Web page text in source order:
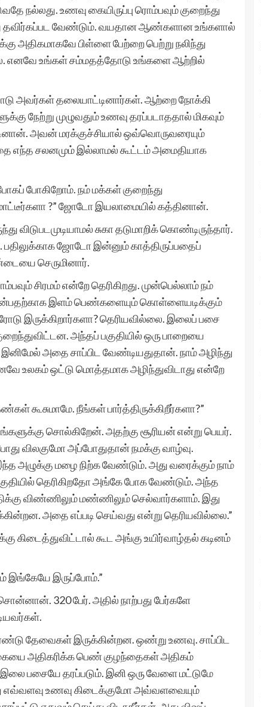
நல்லது. உணவு கையிருப்பு ரொம்பவும் குறைந்து
தவிர்கப்பட வேண்டும். வயதான ஆண்களான உங்களால்
அதிகமாகவே பிள்ளை பேற்றை பெற்று நலிந்து
எனவே உங்கள் சம்மதத்தோடு உங்களை ஆற்றில்
அவர்கள் தலையாட்டினார்கள். ஆற்றை நோக்கி
நேற்று முழுவதும் உணவு தரப்படாததால் மிகவும்
அவன் மரக்குச்சியால் ஒவ்வொருவரையும்
எந்த சலனமும் இல்லாமல் கூட்டம் அமைதியாக
போகிறோம். நம் மக்கள் குறைந்து
?” ஜோடோ இயலாமையில் கத்தினான்.
சுகா தடுமாறிக் கொண்டிருந்தார்.
ஜோடோ இன்னும் காத்திருப்பதைப்
செருமினார்.
சிரமம் என்றே தெரிகிறது. முன்பெல்லாம் நம்
இளம் பெண்களையும் கொள்ளையடிக்கும்
இருக்கிறார்களா? தெரியவில்லை. இலைப் பசை
அந்தப் பகுதியில் ஒரு பாறையை
அதை சாப்பிட வேண்டியதுதான். நாம் அழிந்து
உலகம் ஒட்டு மொத்தமாக அழிந்துவிடாது என்றே
கூசுமாமே. நீங்கள் பார்த்திருக்கிறீர்களா?”
சொல்கிறேன். அதற்கு சூரியன் என்று பெயர்.
விலகுமோ அப்போதுதான் நமக்கு வாழ்வு.
அழுக்கு மழை நிற்க வேண்டும். அது வரைக்கும் நாம்
தெரிகிறதோ அங்கே போக வேண்டும். அந்த
விண்ணிலும் மண்ணிலும் செல்வார்களாம். இது
அதை எப்படி செய்வது என்று தெரியவில்லை.”
கிடைத்துவிட்டால் கூட அங்கு உயிர்வாழ்தல் கடினம்
இங்கேயே இருப்போம்.”
320 பேர். அதில் நாற்பது பேர்களே
தேவைகள் இருக்கின்றன. ஒண்று உணவு. சாப்பிட
அதிகரிக்க பெண் குழந்தைகள் அதிகம்
பசையே தரப்படும். இனி ஒரு வேளை மட்டுமே
எவ்வளவு உணவு கிடைக்குமோ அவ்வளவையும்
மேலும் பல உயர்வுகளையும்,
வெற்றிகளையும் அடைய
ஆண்டவனை
வாழ்த்துகள்.